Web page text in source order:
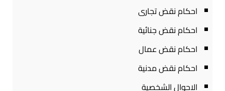
احكام نقض تجارى
احكام نقض جنائية
احكام نقض عمال
احكام نقض مدنية
الاحوال الشخصية